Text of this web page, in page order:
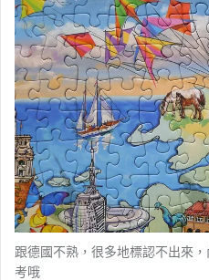
跟德國不熟，很多地標認不出來
考哦